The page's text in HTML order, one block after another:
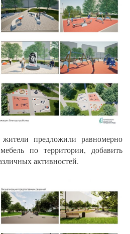
жители предложили равномерно
по территории, добавить
активностей.